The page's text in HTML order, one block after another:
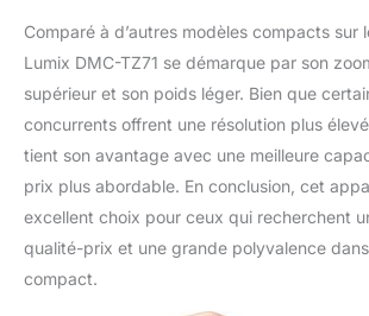
Comparé à d’autres modèles compacts sur
Lumix DMC-TZ71 se démarque par son
supérieur et son poids léger. Bien que
concurrents offrent une résolution plus
tient son avantage avec une meilleure
prix plus abordable. En conclusion, cet
excellent choix pour ceux qui recherchent
qualité-prix et une grande polyvalence
compact.